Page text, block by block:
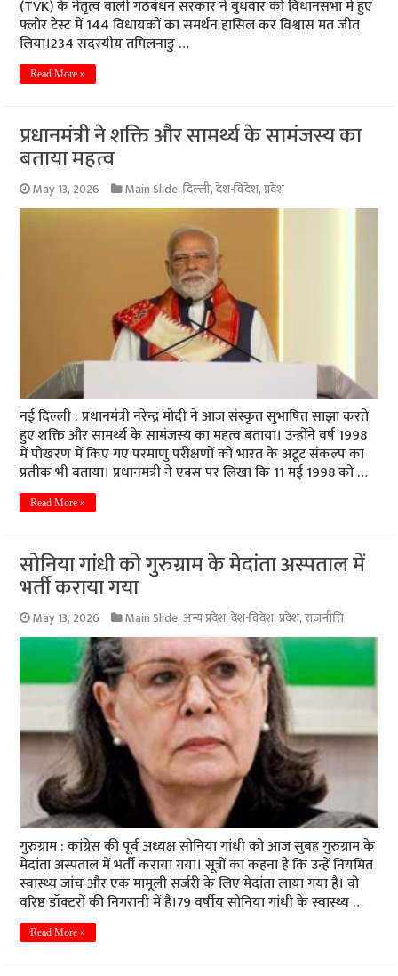
(TVK) के नेतृत्व वाली गठबंधन सरकार ने बुधवार को विधानसभा में हुए
फ्लोर टेस्ट में 144 विधायकों का समर्थन हासिल कर विश्वास मत जीत
लिया।234 सदस्यीय तमिलनाडु …
Read More »
प्रधानमंत्री ने शक्ति और सामर्थ्य के सामंजस्य का
बताया महत्व
May 13, 2026 Main Slide,दिल्ली,देश-विदेश,प्रदेश
नई दिल्ली : प्रधानमंत्री नरेन्द्र मोदी ने आज संस्कृत सुभाषित साझा करते
हुए शक्ति और सामर्थ्य के सामंजस्य का महत्व बताया। उन्होंने वर्ष 1998
में पोखरण में किए गए परमाणु परीक्षणों को भारत के अटूट संकल्प का
प्रतीक भी बताया। प्रधानमंत्री ने एक्स पर लिखा कि 11 मई 1998 को …
Read More »
सोनिया गांधी को गुरुग्राम के मेदांता अस्पताल में
भर्ती कराया गया
May 13, 2026 Main Slide,अन्य प्रदेश,देश-विदेश,प्रदेश,राजनीति
गुरुग्राम : कांग्रेस की पूर्व अध्यक्ष सोनिया गांधी को आज सुबह गुरुग्राम के
मेदांता अस्पताल में भर्ती कराया गया। सूत्रों का कहना है कि उन्हें नियमित
स्वास्थ्य जांच और एक मामूली सर्जरी के लिए मेदांता लाया गया है। वो
वरिष्ठ डॉक्टरों की निगरानी में हैं।79 वर्षीय सोनिया गांधी के स्वास्थ्य …
Read More »